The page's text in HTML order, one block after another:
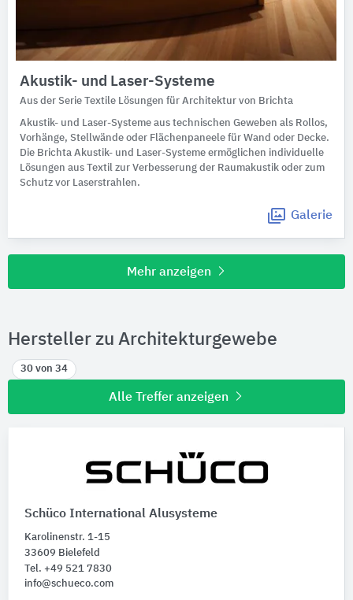
Akustik- und Laser-Systeme
Aus der Serie Textile Lösungen für Architektur von Brichta
Akustik- und Laser-Systeme aus technischen Geweben als Rollos,
Vorhänge, Stellwände oder Flächenpaneele für Wand oder Decke.
Die Brichta Akustik- und Laser-Systeme ermöglichen individuelle
Lösungen aus Textil zur Verbesserung der Raumakustik oder zum
Schutz vor Laserstrahlen.
Galerie
Mehr anzeigen
Hersteller zu Architekturgewebe
30 von 34
Alle Treffer anzeigen
Schüco International Alusysteme
Karolinenstr. 1-15
33609 Bielefeld
Tel. +49 521 7830
info@schueco.com